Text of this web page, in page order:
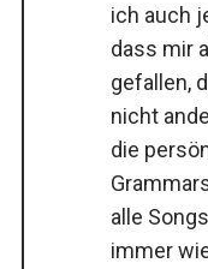
ich auch
dass mir
gefallen,
nicht
die
alle
immer